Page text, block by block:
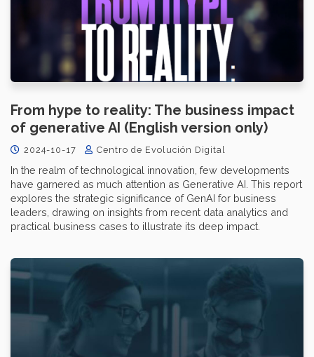
From hype to reality: The business impact
of generative AI (English version only)
2024-10-17 Centro de Evolución Digital
In the realm of technological innovation, few developments
have garnered as much attention as Generative AI. This report
explores the strategic significance of GenAI for business
leaders, drawing on insights from recent data analytics and
practical business cases to illustrate its deep impact.